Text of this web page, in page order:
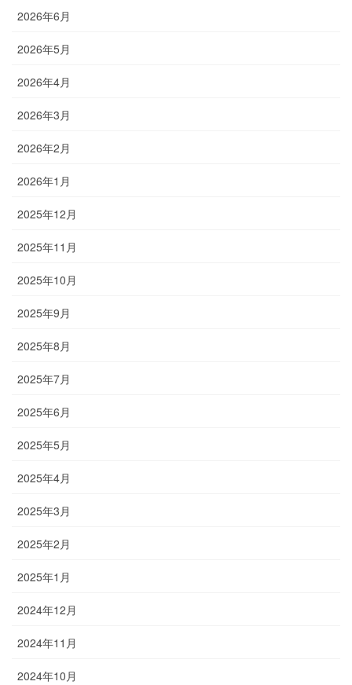
2026年6月
2026年5月
2026年4月
2026年3月
2026年2月
2026年1月
2025年12月
2025年11月
2025年10月
2025年9月
2025年8月
2025年7月
2025年6月
2025年5月
2025年4月
2025年3月
2025年2月
2025年1月
2024年12月
2024年11月
2024年10月